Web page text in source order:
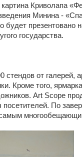
Криволапа
Минина -
будет презентовано
государства.
от галерей,
Кроме того,
Art Scope
посетителей. По